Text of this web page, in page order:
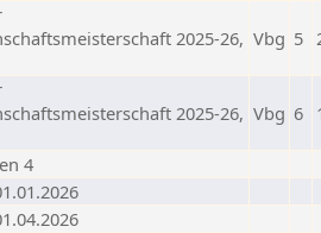
2025-26, Vbg 5
2025-26, Vbg 6
4